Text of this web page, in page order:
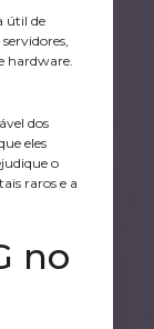
útil de
hardware.
dos
eles
o
raros e a
no